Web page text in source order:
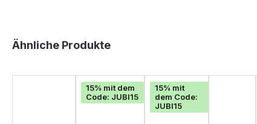
Produktgalerie überspringen
Ähnliche Produkte
15% mit dem
Code: JUBI15
15% mit
dem Code:
JUBI15